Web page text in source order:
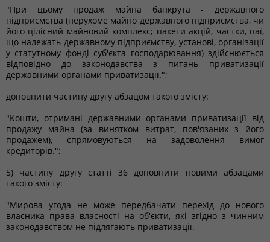
"При цьому продаж майна банкрута - державного
підприємства (нерухоме майно державного підприємства, чи
його цілісний майновий комплекс; пакети акцій, частки, паї,
що належать державному підприємству, установі, організації
у статутному фонді суб'єкта господарювання) здійснюється
відповідно до законодавства з питань приватизації
державними органами приватизації.";
доповнити частину другу абзацом такого змісту:
"Кошти, отримані державними органами приватизації від
продажу майна (за винятком витрат, пов'язаних з його
продажем), спрямовуються на задоволення вимог
кредиторів.";
5) частину другу статті 36 доповнити новими абзацами
такого змісту:
"Мирова угода не може передбачати перехід до нового
власника права власності на об'єкти, які згідно з чинним
законодавством не підлягають приватизації.